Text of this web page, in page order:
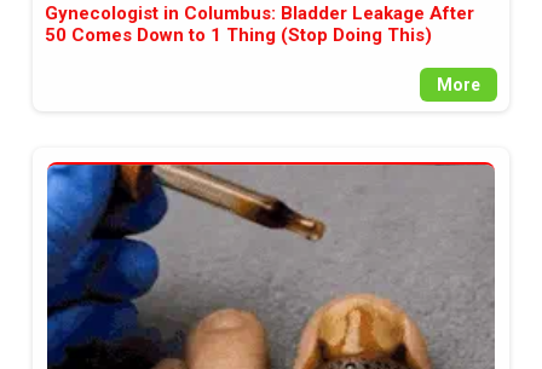
Gynecologist in Columbus: Bladder Leakage After
50 Comes Down to 1 Thing (Stop Doing This)
More